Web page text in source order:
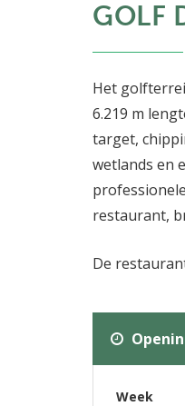
GOLF
Het
6.219 m
target,
wetlands en
restaurant,
De
Week